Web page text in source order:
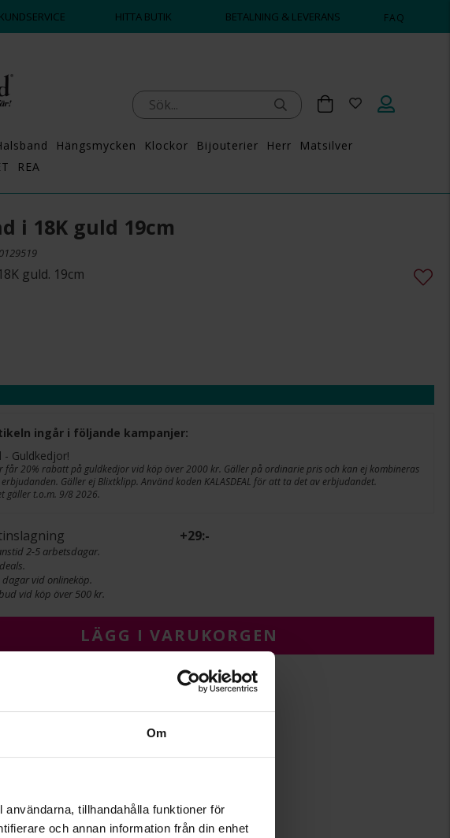
Om
tillhandahålla funktioner för
och annan information från din enhet
KUNDSERVICE HITTA BUTIK BETALNING & LEVERANS FAQ
Hängsmycken Klockor Bijouterier Herr
Matsilver
REA
i 18K guld 19cm
guld. 19cm
ingår i följande kampanjer:
- Guldkedjor!
får 20% rabatt på guldkedjor vid köp över 2000 kr. Gäller på ordinarie pris och kan ej kombineras
Gäller ej Blixtklipp. Använd koden KALASDEAL för att ta det av erbjudandet.
gäller t.o.m. 9/8 2026.
+29:-
2-5 arbetsdagar.
dagar vid onlineköp.
vid köp över 500 kr.
LÄGG I VARUKORGEN
19
18K Gold
Figaro